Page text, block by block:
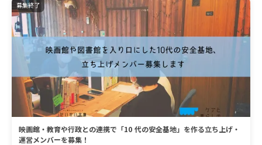
募集終了
映画館・教育や行政との連携で「10 代の安全基地」を作る立ち上げ・
運営メンバーを募集！